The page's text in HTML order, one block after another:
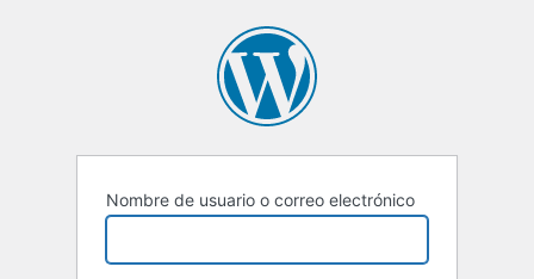
Nombre de usuario o correo electrónico